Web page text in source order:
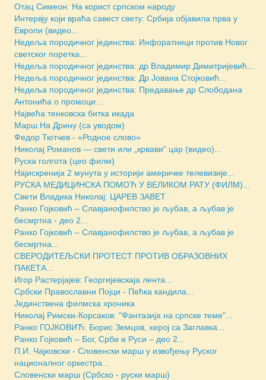
Отац Симеон: На корист српском народу
Интервју који враћа савест свету: Србија објавила прва у
Европи (видео...
Недеља породичног јединства: Инфоратници против Новог
светског поретка...
Недеља породичног јединства: др Владимир Димитријевић...
Недеља породичног јединства: Др Јована Стојковић...
Недеља породичног јединства: Предавање др Слободана
Антонића о промоци...
Највећа тенковска битка икада
Марш На Дрину (са уводом)
Федор Тютчев - «Родное слово»
Николај Романов — свети или „крвави“ цар (видео)...
Руска голгота (цео филм)
Најискренија 2 мунута у историји америчке телевизије...
РУСКА МЕДИЦИНСКА ПОМОЋ У ВЕЛИКОМ РАТУ (ФИЛМ)...
Свети Владика Николај: ЦАРЕВ ЗАВЕТ
Ранко Гојковић – Славјанофилство је љубав, а љубав је
бесмртна - део 2...
Ранко Гојковић – Славјанофилство је љубав, а љубав је
бесмртна...
СВЕРОДИТЕЉСКИ ПРОТЕСТ ПРОТИВ ОБРАЗОВНИХ
ПАКЕТА...
Игор Растерјајев: Георгијевскаја лента...
Србски Православни Појци - Пећка кандила...
Jединствена филмска хроника
Николај Римски-Корсаков: "Фантазија на српске теме"...
Ранко ГОЈКОВИЋ: Борис Земцов, херој са Заглавка...
Ранко Гојковић – Бог, Срби и Руси – део 2...
П.И. Чајковски - Словенски марш у извођењу Руског
националног оркестра...
Словенски марш (Србско - руски марш)